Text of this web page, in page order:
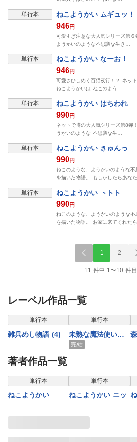
単行本 ねこようかい ムギュッ！
946円
可愛すぎ注意な大人気シリーズ第
ようかいのような不思議な生き…
単行本 ねこようかい なーお！
946円
可愛さひしめく百猫夜行！？ ネッ
ねこようかいは ねこのよう…
単行本 ねこようかい はちわれ
990円
ネットで噂の大人気シリーズ第8弾
うかいのような 不思議な生…
単行本 ねこようかい きゅんっ
990円
ねこのような、ようかいのような
を描いた物語。 もしかしたらあな
単行本 ねこようかい トトト
990円
ねこのような、ようかいのような
を描いた物語。 お家に来てくれた
1 2
11 件中 1〜10 件目
レーベル作品一覧
単行本
雑兵めし物語 (4)
単行本
未熟な魔法使いと
僕 (3)
完結
著者作品一覧
単行本
ねこようかい
単行本
ねこようかい ニッ